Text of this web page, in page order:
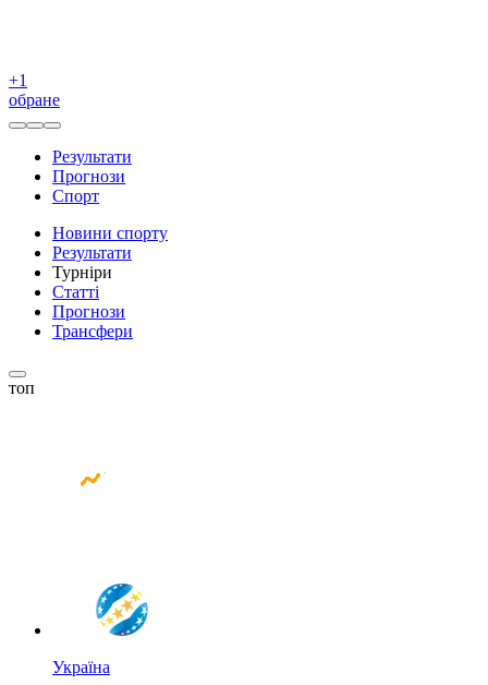
+1
обране
Результати
Прогнози
Спорт
Новини спорту
Результати
Турніри
Статті
Прогнози
Трансфери
топ
Україна